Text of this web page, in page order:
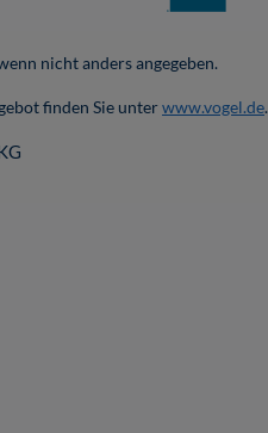
nicht anders angegeben.
finden Sie unterwww.vogel.de.